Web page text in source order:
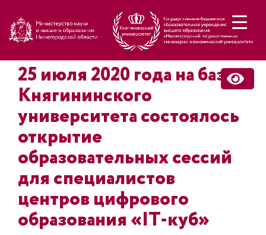
25 июля 2020 года на базе
Княгининского
университета состоялось
открытие
образовательных сессий
для специалистов
центров цифрового
образования «IT-куб»